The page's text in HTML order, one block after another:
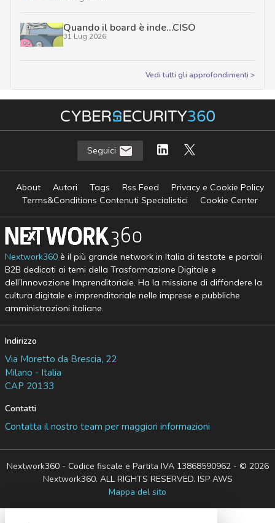
Quando il board è inde…CISO
31 Lug 2026
Vedi tutti gli approfondimenti >
Seguici
About Autori Tags Rss Feed
Privacy e Cookie Policy
Terms&Conditions Contenuti Specialistici
Cookie Center
Nextwork360è il più grande network in Italia di testate e portali
B2B dedicati ai temi della Trasformazione Digitale e
dell’Innovazione Imprenditoriale. Ha la missione di diffondere la
cultura digitale e imprenditoriale nelle imprese e pubbliche
amministrazioni italiane.
Indirizzo
Via Moretto da Brescia, 22
Milano - Italia
CAP 20133
Contatti
Contatta il nostro team per maggiori informazioni
Nextwork360 - Codice fiscale e Partita IVA 13868590962 - © 2026
Nextwork360. ALL RIGHTS RESERVED. ISP AWS
Mappa del sito